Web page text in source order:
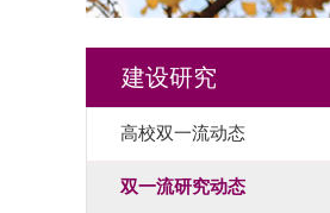
建设研究
高校双一流动态
双一流研究动态